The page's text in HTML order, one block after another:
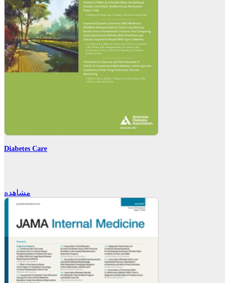
Diabetes Care
مشاهده